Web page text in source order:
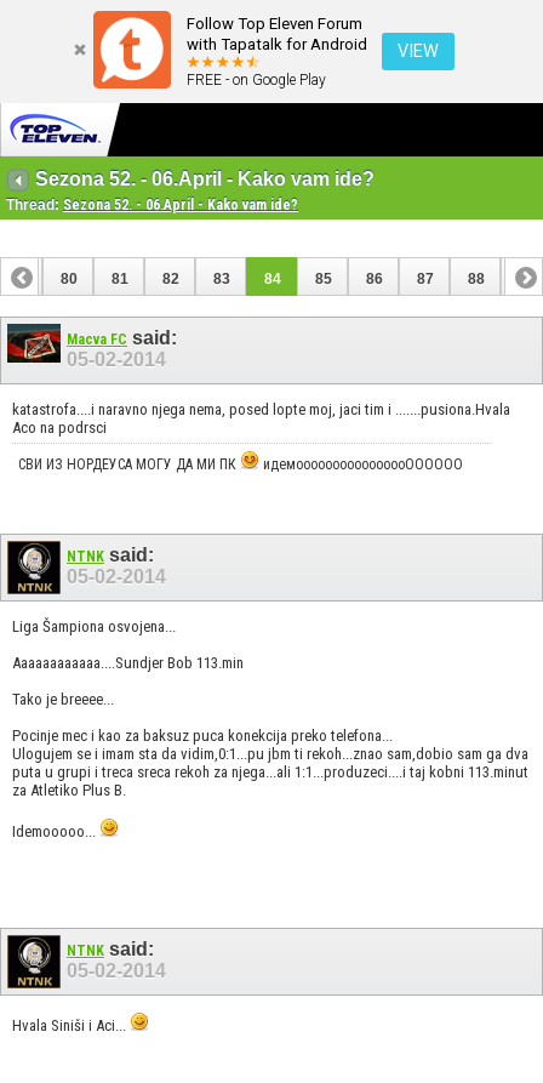
Follow Top Eleven Forum
with Tapatalk for Android
FREE - on Google Play
VIEW
Sezona 52. - 06.April - Kako vam ide?
Thread: Sezona 52. - 06.April - Kako vam ide?
79 80 81 82 83 84 85 86 87 88 89
Macva FC said:
05-02-2014
katastrofa....i naravno njega nema, posed lopte moj, jaci tim i .......pusiona.Hvala
Aco na podrsci
СВИ ИЗ НОРДЕУСА МОГУ ДА МИ ПК идемоооооооооооооооОООООО
NTNK said:
05-02-2014
Liga Šampiona osvojena...
Aaaaaaaaaaaa....Sundjer Bob 113.min
Tako je breeee...
Pocinje mec i kao za baksuz puca konekcija preko telefona...
Ulogujem se i imam sta da vidim,0:1...pu jbm ti rekoh...znao sam,dobio sam ga dva
puta u grupi i treca sreca rekoh za njega...ali 1:1...produzeci....i taj kobni 113.minut
za Atletiko Plus B.
Idemooooo...
NTNK said:
05-02-2014
Hvala Siniši i Aci...